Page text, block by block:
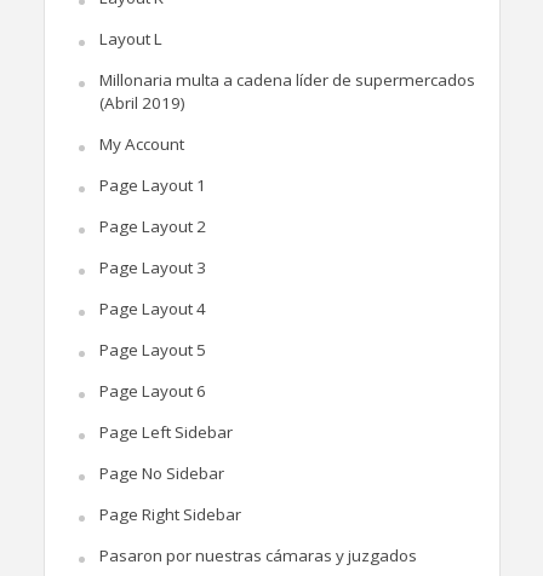
Layout L
Millonaria multa a cadena líder de supermercados
(Abril 2019)
My Account
Page Layout 1
Page Layout 2
Page Layout 3
Page Layout 4
Page Layout 5
Page Layout 6
Page Left Sidebar
Page No Sidebar
Page Right Sidebar
Pasaron por nuestras cámaras y juzgados